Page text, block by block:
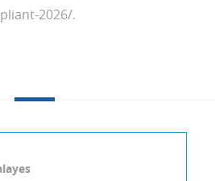
2026/.